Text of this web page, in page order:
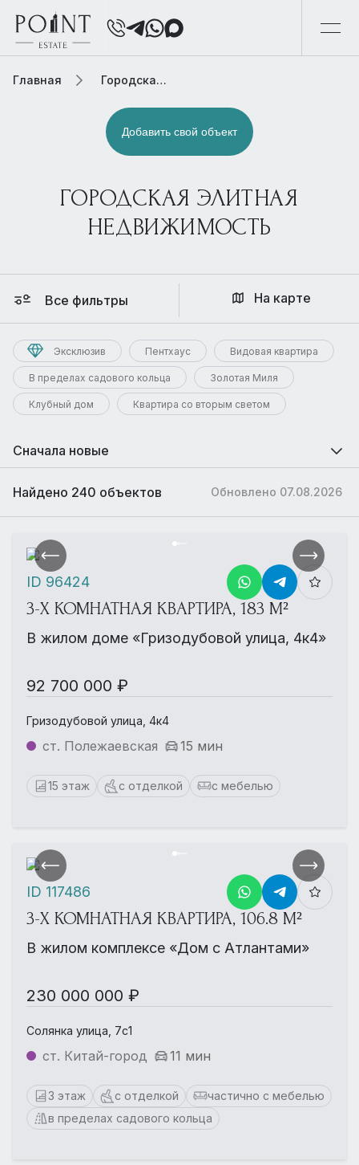
Главная Городская элитная недвижимость
Добавить свой объект
ГОРОДСКАЯ ЭЛИТНАЯ
НЕДВИЖИМОСТЬ
Все фильтры
Эксклюзив Пентхаус Видовая квартира
В пределах садового кольца Золотая Миля
Клубный дом Квартира со вторым светом
На карте
Сначала новые
Обновлено 07.08.2026
Найдено 240 объектов
3-Х КОМНАТНАЯ КВАРТИРА, 183 М²
В жилом доме «Гризодубовой улица, 4к4»
92 700 000 ₽
Гризодубовой улица, 4к4
ст. Полежаевская 15 мин
15 этаж с отделкой с мебелью
ID 96424
3-Х КОМНАТНАЯ КВАРТИРА, 106.8 М²
В жилом комплексе «Дом с Атлантами»
230 000 000 ₽
Солянка улица, 7с1
ст. Китай-город 11 мин
3 этаж с отделкой
частично с мебелью
в пределах садового кольца
ID 117486